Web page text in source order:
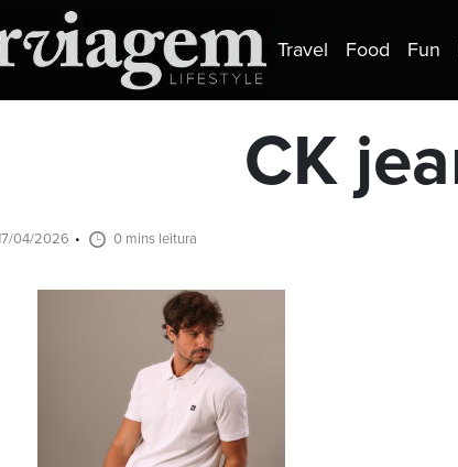
Travel Food Fun
CK
04/2026 0 mins leitura